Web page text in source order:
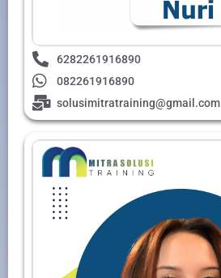
6282261916890
082261916890
solusimitratraining@gmail.com